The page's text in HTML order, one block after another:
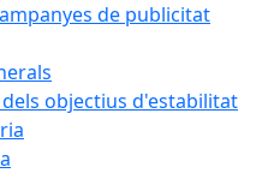
de publicitat
objectius d'estabilitat